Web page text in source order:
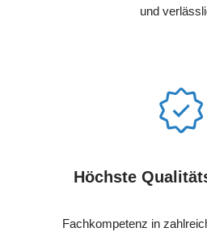
und
Höchste
Fachkompetenz in